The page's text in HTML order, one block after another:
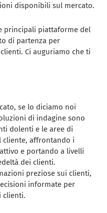
disponibili sul mercato.
principali piattaforme del
di partenza per
Ci auguriamo che ti
se lo diciamo noi
di indagine sono
dolenti e le aree di
cliente, affrontando i
e portando a livelli
dei clienti.
preziose sui clienti,
informate per
clienti.